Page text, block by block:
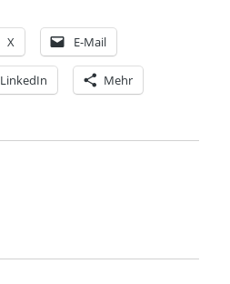
X E-Mail
LinkedIn Mehr